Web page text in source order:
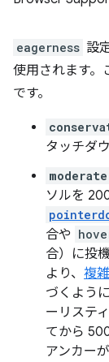
eagerness 設
使用されます。
です。
タッチダ
moderate
ソルを
合や
合）に投
より、 複
づくよう
ーリステ
てから
アンカー